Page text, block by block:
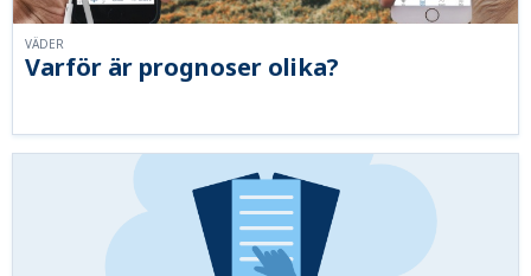
Varför är prognoser olika?
VÄDER